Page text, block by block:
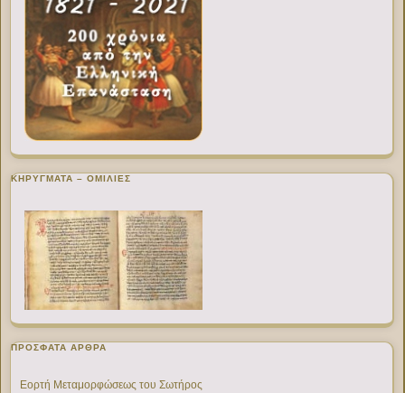
ΚΗΡΥΓΜΑΤΑ – ΟΜΙΛΙΕΣ
ΠΡΌΣΦΑΤΑ ΆΡΘΡΑ
Εορτή Μεταμορφώσεως του Σωτήρος